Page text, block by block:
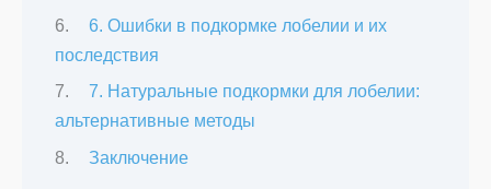
6. Ошибки в подкормке лобелии и их
последствия
7. Натуральные подкормки для лобелии:
альтернативные методы
Заключение